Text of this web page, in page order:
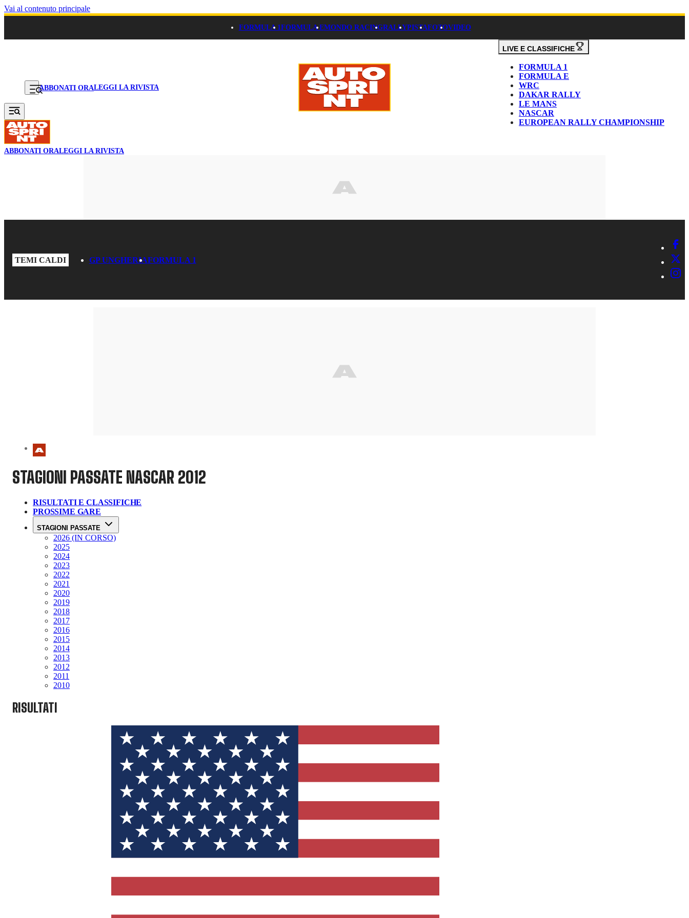
Vai al contenuto principale
FORMULA 1FORMULA EMONDO RACINGRALLYPISTAFOTOVIDEO
ABBONATI ORALEGGI LA RIVISTA
LIVE E CLASSIFICHE
FORMULA 1
FORMULA E
WRC
DAKAR RALLY
LE MANS
NASCAR
EUROPEAN RALLY CHAMPIONSHIP
ABBONATI ORALEGGI LA RIVISTA
TEMI CALDI GP UNGHERIAFORMULA 1
STAGIONI PASSATE NASCAR 2012
RISULTATI E CLASSIFICHE
PROSSIME GARE
STAGIONI PASSATE
2026 (IN CORSO)
2025
2024
2023
2022
2021
2020
2019
2018
2017
2016
2015
2014
2013
2012
2011
2010
RISULTATI